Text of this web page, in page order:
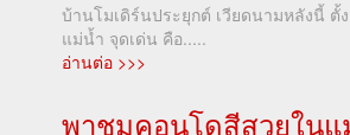
บ้านโมเดิร์นประยุกต์ เวียดนามหลังนี้ ตั้
แม่น้ำ จุดเด่น คือ.....
อ่านต่อ >>>
พาชมคอนโดสีสวยใน